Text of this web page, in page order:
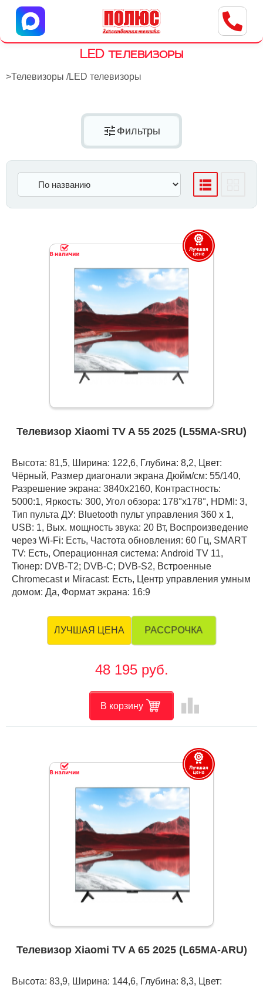
Центр бытовой техники
г. Ульяновск, ул. Пушкарева, 8a
LED телевизоры
>Телевизоры /LED телевизоры
tune Фильтры
Телевизор Xiaomi TV A 55 2025 (L55MA-SRU)
Высота: 81,5, Ширина: 122,6, Глубина: 8,2, Цвет:
Чёрный, Размер диагонали экрана Дюйм/см: 55/140,
Разрешение экрана: 3840x2160, Контрастность:
5000:1, Яркость: 300, Угол обзора: 178°x178°, HDMI: 3,
Тип пульта ДУ: Bluetooth пульт управления 360 x 1,
USB: 1, Вых. мощность звука: 20 Вт, Воспроизведение
через Wi-Fi: Есть, Частота обновления: 60 Гц, SMART
TV: Есть, Операционная система: Android TV 11,
Тюнер: DVB-T2; DVB-C; DVB-S2, Встроенные
Chromecast и Miracast: Есть, Центр управления умным
домом: Да, Формат экрана: 16:9
ЛУЧШАЯ ЦЕНА РАССРОЧКА
48 195 руб.
В корзину leaderboard
Телевизор Xiaomi TV A 65 2025 (L65MA-ARU)
Высота: 83,9, Ширина: 144,6, Глубина: 8,3, Цвет: